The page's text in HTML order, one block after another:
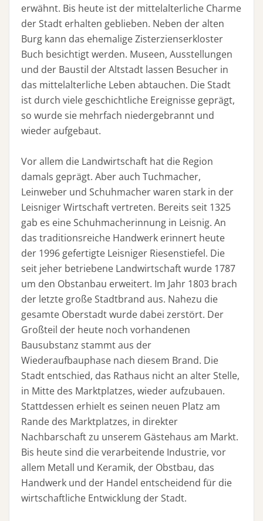
erwähnt. Bis heute ist der mittelalterliche Charme
der Stadt erhalten geblieben. Neben der alten
Burg kann das ehemalige Zisterzienserkloster
Buch besichtigt werden. Museen, Ausstellungen
und der Baustil der Altstadt lassen Besucher in
das mittelalterliche Leben abtauchen. Die Stadt
ist durch viele geschichtliche Ereignisse geprägt,
so wurde sie mehrfach niedergebrannt und
wieder aufgebaut.
Vor allem die Landwirtschaft hat die Region
damals geprägt. Aber auch Tuchmacher,
Leinweber und Schuhmacher waren stark in der
Leisniger Wirtschaft vertreten. Bereits seit 1325
gab es eine Schuhmacherinnung in Leisnig. An
das traditionsreiche Handwerk erinnert heute
der 1996 gefertigte Leisniger Riesenstiefel. Die
seit jeher betriebene Landwirtschaft wurde 1787
um den Obstanbau erweitert. Im Jahr 1803 brach
der letzte große Stadtbrand aus. Nahezu die
gesamte Oberstadt wurde dabei zerstört. Der
Großteil der heute noch vorhandenen
Bausubstanz stammt aus der
Wiederaufbauphase nach diesem Brand. Die
Stadt entschied, das Rathaus nicht an alter Stelle,
in Mitte des Marktplatzes, wieder aufzubauen.
Stattdessen erhielt es seinen neuen Platz am
Rande des Marktplatzes, in direkter
Nachbarschaft zu unserem Gästehaus am Markt.
Bis heute sind die verarbeitende Industrie, vor
allem Metall und Keramik, der Obstbau, das
Handwerk und der Handel entscheidend für die
wirtschaftliche Entwicklung der Stadt.